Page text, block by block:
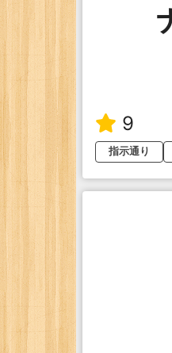
9
指示通り